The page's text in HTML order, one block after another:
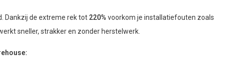
Dankzij de extreme rek tot 220% voorkom je installatiefouten zoals
sneller, strakker en zonder herstelwerk.